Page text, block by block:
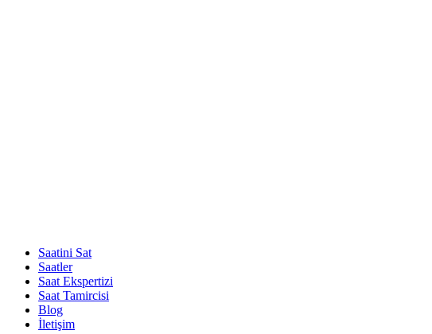
Saatini Sat
Saatler
Saat Ekspertizi
Saat Tamircisi
Blog
İletişim